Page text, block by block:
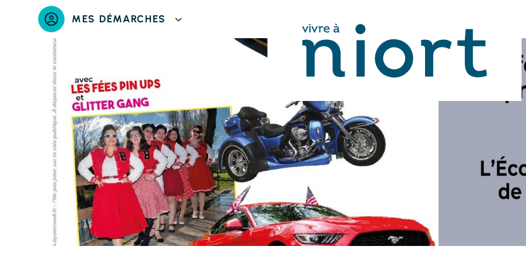
Panneau de gestion des cookies
MES DÉMARCHES